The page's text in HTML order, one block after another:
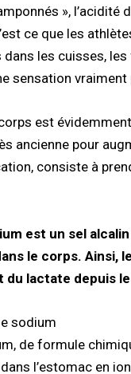
», l’acidité
ce que les
les cuisses,
sensation vraiment
est
ancienne pour
consiste à
est un sel
le corps. Ainsi,
lactate depuis
sodium
de formule
l’estomac en